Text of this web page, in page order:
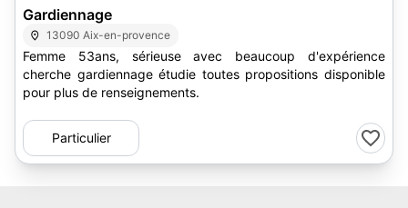
Gardiennage
13090 Aix-en-provence
Femme 53ans, sérieuse avec beaucoup d'expérience
cherche gardiennage étudie toutes propositions disponible
pour plus de renseignements.
Particulier